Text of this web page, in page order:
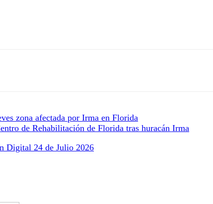
zona afectada por Irma en Florida
de Rehabilitación de Florida tras huracán Irma